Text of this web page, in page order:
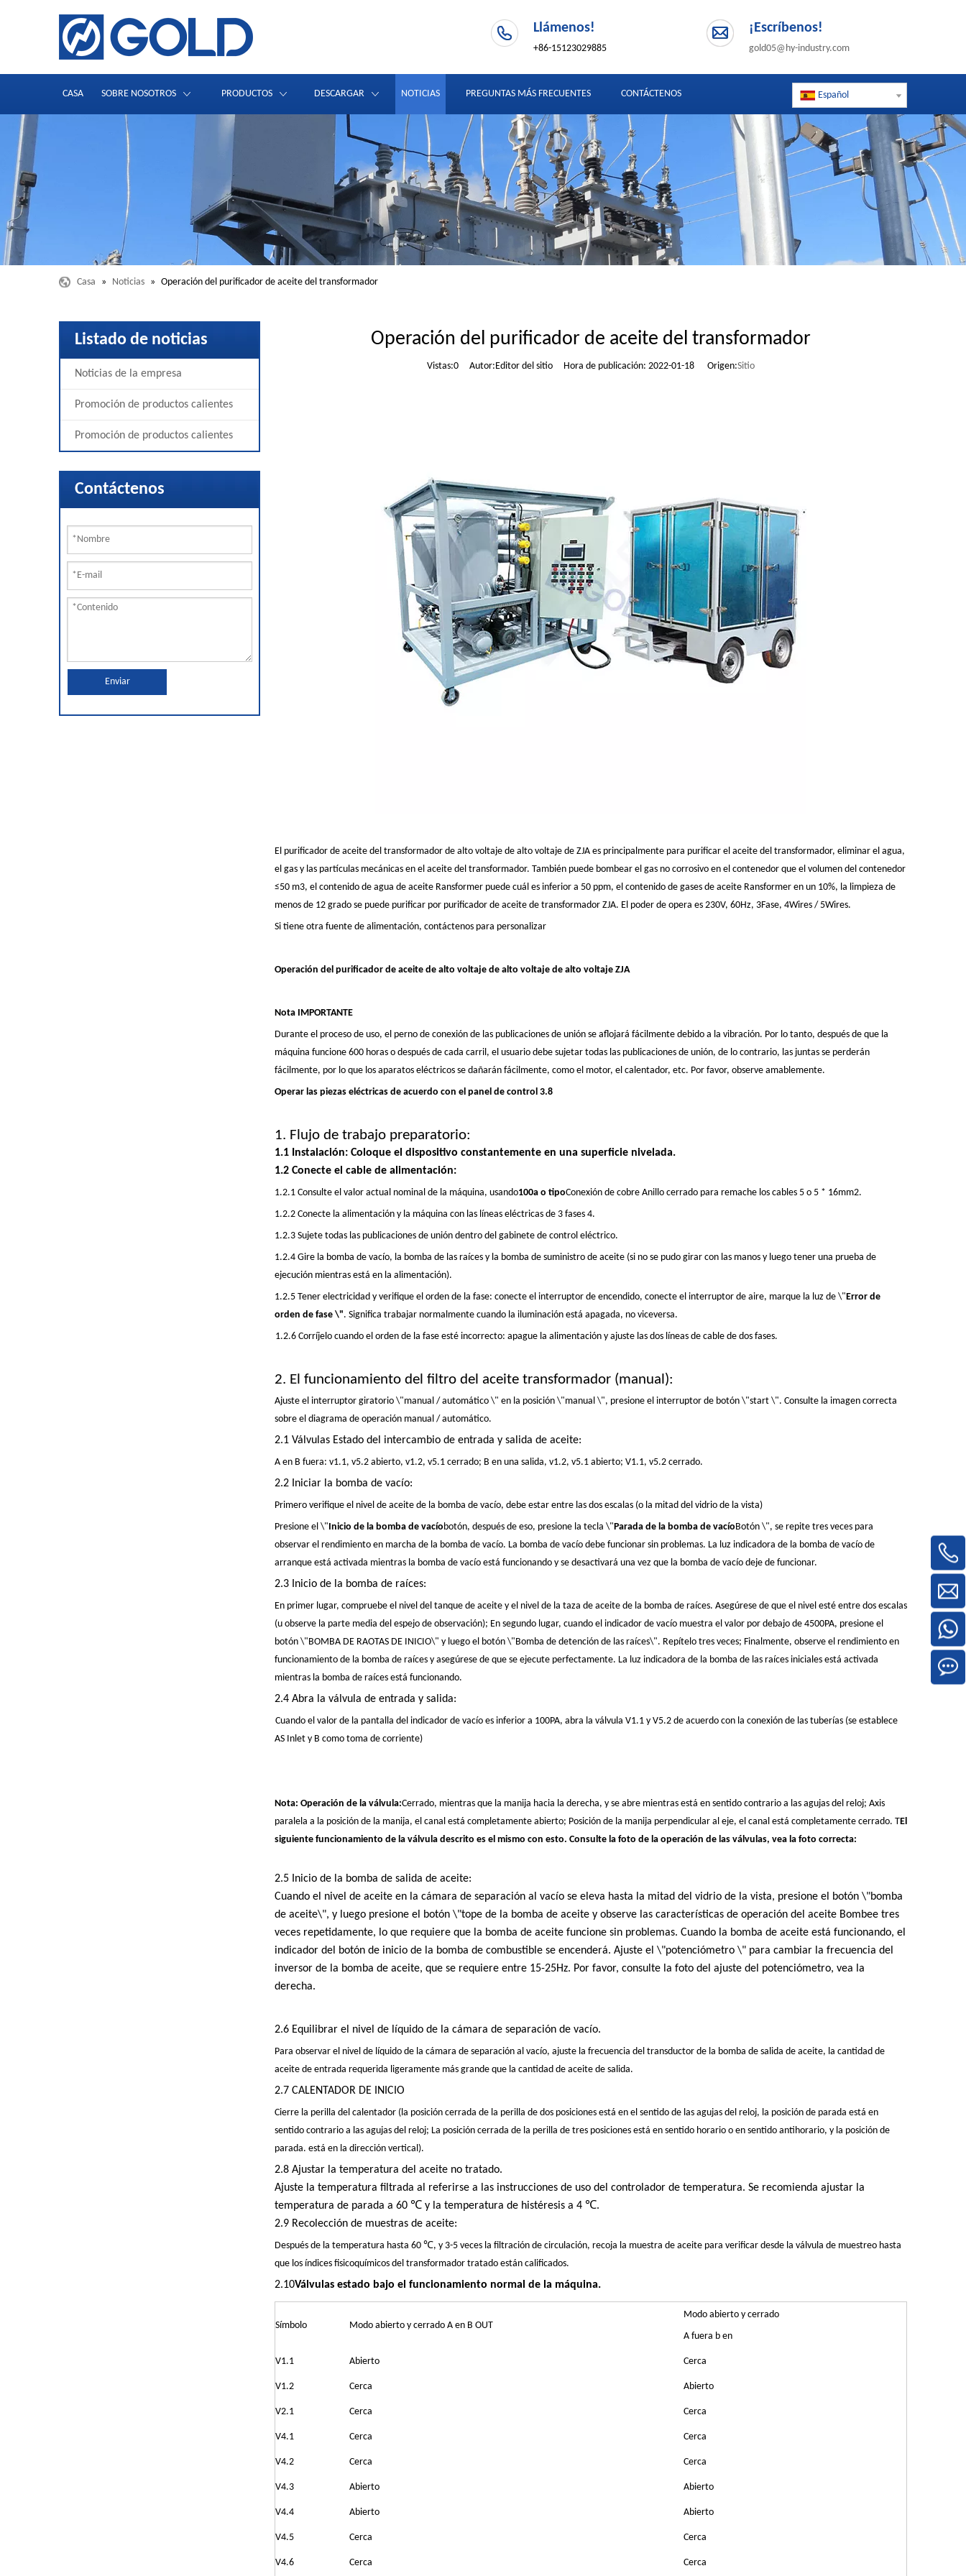
Llámenos!
+86-15123029885
¡Escríbenos!
gold05@hy-industry.com
CASA SOBRE NOSOTROS PRODUCTOS DESCARGAR NOTICIAS PREGUNTAS MÁS FRECUENTES CONTÁCTENOS Español
Casa » Noticias » Operación del purificador de aceite del transformador
Listado de noticias
Noticias de la empresa
Promoción de productos calientes
Promoción de productos calientes
Contáctenos
Enviar
Operación del purificador de aceite del transformador
Vistas:0 Autor:Editor del sitio Hora de publicación: 2022-01-18 Origen:Sitio
El purificador de aceite del transformador de alto voltaje de alto voltaje de ZJA es principalmente para purificar el aceite del transformador, eliminar el agua,
el gas y las partículas mecánicas en el aceite del transformador. También puede bombear el gas no corrosivo en el contenedor que el volumen del contenedor
≤50 m3, el contenido de agua de aceite Ransformer puede cuál es inferior a 50 ppm, el contenido de gases de aceite Ransformer en un 10%, la limpieza de
menos de 12 grado se puede purificar por purificador de aceite de transformador ZJA. El poder de opera es 230V, 60Hz, 3Fase, 4Wires / 5Wires.
Si tiene otra fuente de alimentación, contáctenos para personalizar
Operación del purificador de aceite de alto voltaje de alto voltaje de alto voltaje ZJA
Nota IMPORTANTE
Durante el proceso de uso, el perno de conexión de las publicaciones de unión se aflojará fácilmente debido a la vibración. Por lo tanto, después de que la
máquina funcione 600 horas o después de cada carril, el usuario debe sujetar todas las publicaciones de unión, de lo contrario, las juntas se perderán
fácilmente, por lo que los aparatos eléctricos se dañarán fácilmente, como el motor, el calentador, etc. Por favor, observe amablemente.
Operar las piezas eléctricas de acuerdo con el panel de control 3.8
1. Flujo de trabajo preparatorio:
1.1 Instalación: Coloque el dispositivo constantemente en una superficie nivelada.
1.2 Conecte el cable de alimentación:
1.2.1 Consulte el valor actual nominal de la máquina, usando100a o tipoConexión de cobre Anillo cerrado para remache los cables 5 o 5 * 16mm2.
1.2.2 Conecte la alimentación y la máquina con las líneas eléctricas de 3 fases 4.
1.2.3 Sujete todas las publicaciones de unión dentro del gabinete de control eléctrico.
1.2.4 Gire la bomba de vacío, la bomba de las raíces y la bomba de suministro de aceite (si no se pudo girar con las manos y luego tener una prueba de
ejecución mientras está en la alimentación).
1.2.5 Tener electricidad y verifique el orden de la fase: conecte el interruptor de encendido, conecte el interruptor de aire, marque la luz de \"Error de
orden de fase \". Significa trabajar normalmente cuando la iluminación está apagada, no viceversa.
1.2.6 Corríjelo cuando el orden de la fase esté incorrecto: apague la alimentación y ajuste las dos líneas de cable de dos fases.
2. El funcionamiento del filtro del aceite transformador (manual):
Ajuste el interruptor giratorio \"manual / automático \" en la posición \"manual \", presione el interruptor de botón \"start \". Consulte la imagen correcta
sobre el diagrama de operación manual / automático.
2.1 Válvulas Estado del intercambio de entrada y salida de aceite:
A en B fuera: v1.1, v5.2 abierto, v1.2, v5.1 cerrado; B en una salida, v1.2, v5.1 abierto; V1.1, v5.2 cerrado.
2.2 Iniciar la bomba de vacío:
Primero verifique el nivel de aceite de la bomba de vacío, debe estar entre las dos escalas (o la mitad del vidrio de la vista)
Presione el \"Inicio de la bomba de vacíobotón, después de eso, presione la tecla \"Parada de la bomba de vacíoBotón \", se repite tres veces para
observar el rendimiento en marcha de la bomba de vacío. La bomba de vacío debe funcionar sin problemas. La luz indicadora de la bomba de vacío de
arranque está activada mientras la bomba de vacío está funcionando y se desactivará una vez que la bomba de vacío deje de funcionar.
2.3 Inicio de la bomba de raíces:
En primer lugar, compruebe el nivel del tanque de aceite y el nivel de la taza de aceite de la bomba de raíces. Asegúrese de que el nivel esté entre dos escalas
(u observe la parte media del espejo de observación); En segundo lugar, cuando el indicador de vacío muestra el valor por debajo de 4500PA, presione el
botón \"BOMBA DE RAOTAS DE INICIO\" y luego el botón \"Bomba de detención de las raíces\". Repítelo tres veces; Finalmente, observe el rendimiento en
funcionamiento de la bomba de raíces y asegúrese de que se ejecute perfectamente. La luz indicadora de la bomba de las raíces iniciales está activada
mientras la bomba de raíces está funcionando.
2.4 Abra la válvula de entrada y salida:
Cuando el valor de la pantalla del indicador de vacío es inferior a 100PA, abra la válvula V1.1 y V5.2 de acuerdo con la conexión de las tuberías (se establece
AS Inlet y B como toma de corriente)
Nota: Operación de la válvula:Cerrado, mientras que la manija hacia la derecha, y se abre mientras está en sentido contrario a las agujas del reloj; Axis
paralela a la posición de la manija, el canal está completamente abierto; Posición de la manija perpendicular al eje, el canal está completamente cerrado. TEl
siguiente funcionamiento de la válvula descrito es el mismo con esto. Consulte la foto de la operación de las válvulas, vea la foto correcta:
2.5 Inicio de la bomba de salida de aceite:
Cuando el nivel de aceite en la cámara de separación al vacío se eleva hasta la mitad del vidrio de la vista, presione el botón \"bomba
de aceite\", y luego presione el botón \"tope de la bomba de aceite y observe las características de operación del aceite Bombee tres
veces repetidamente, lo que requiere que la bomba de aceite funcione sin problemas. Cuando la bomba de aceite está funcionando, el
indicador del botón de inicio de la bomba de combustible se encenderá. Ajuste el \"potenciómetro \" para cambiar la frecuencia del
inversor de la bomba de aceite, que se requiere entre 15-25Hz. Por favor, consulte la foto del ajuste del potenciómetro, vea la
derecha.
2.6 Equilibrar el nivel de líquido de la cámara de separación de vacío.
Para observar el nivel de líquido de la cámara de separación al vacío, ajuste la frecuencia del transductor de la bomba de salida de aceite, la cantidad de
aceite de entrada requerida ligeramente más grande que la cantidad de aceite de salida.
2.7 CALENTADOR DE INICIO
Cierre la perilla del calentador (la posición cerrada de la perilla de dos posiciones está en el sentido de las agujas del reloj, la posición de parada está en
sentido contrario a las agujas del reloj; La posición cerrada de la perilla de tres posiciones está en sentido horario o en sentido antihorario, y la posición de
parada. está en la dirección vertical).
2.8 Ajustar la temperatura del aceite no tratado.
Ajuste la temperatura filtrada al referirse a las instrucciones de uso del controlador de temperatura. Se recomienda ajustar la
temperatura de parada a 60 ℃ y la temperatura de histéresis a 4 ℃.
2.9 Recolección de muestras de aceite:
Después de la temperatura hasta 60 ℃, y 3-5 veces la filtración de circulación, recoja la muestra de aceite para verificar desde la válvula de muestreo hasta
que los índices fisicoquímicos del transformador tratado están calificados.
2.10Válvulas estado bajo el funcionamiento normal de la máquina.
Símbolo Modo abierto y cerrado A en B OUT
Modo abierto y cerrado
A fuera b en
V1.1 Abierto Cerca
V1.2 Cerca Abierto
V2.1 Cerca Cerca
V4.1 Cerca Cerca
V4.2 Cerca Cerca
V4.3 Abierto Abierto
V4.4 Abierto Abierto
V4.5 Cerca Cerca
V4.6 Cerca Cerca